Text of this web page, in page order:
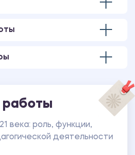
работы
века: роль, функции,
деятельности